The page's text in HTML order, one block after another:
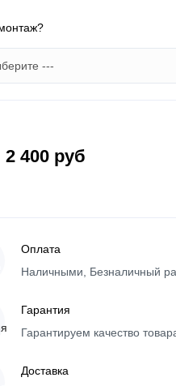
2 400 руб
Оплата
Наличными, Безналичный
Гарантия
Гарантируем качество
Доставка